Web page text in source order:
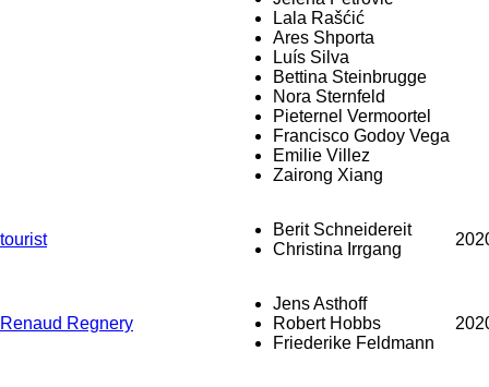
Lala Rašćić
Ares Shporta
Luís Silva
Bettina Steinbrugge
Nora Sternfeld
Pieternel Vermoortel
Francisco Godoy Vega
Emilie Villez
Zairong Xiang
tourist
Berit Schneidereit
Christina Irrgang
Renaud Regnery
Jens Asthoff
Robert Hobbs
Friederike Feldmann